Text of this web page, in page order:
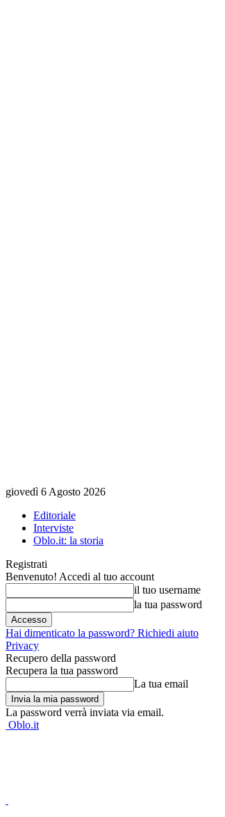
giovedì 6 Agosto 2026
Editoriale
Interviste
Oblo.it: la storia
Registrati
Benvenuto! Accedi al tuo account
il tuo username
la tua password
Hai dimenticato la password? Richiedi aiuto
Privacy
Recupero della password
Recupera la tua password
La tua email
La password verrà inviata via email.
Oblo.it